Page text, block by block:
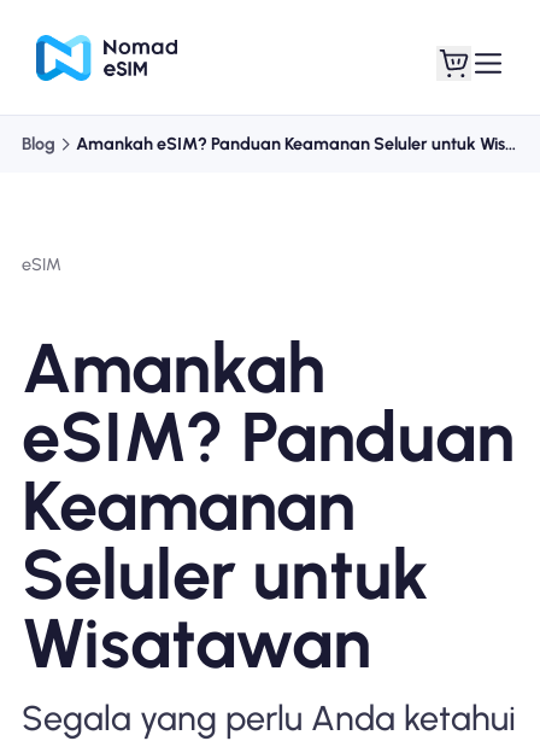
Paket Toko
Tentang eSIM
Mengapa Nomad eSIM
Menggunakan eSIM
Blog Amankah eSIM? Panduan Keamanan Seluler untuk Wisatawan
eSIM
Amankah
eSIM? Panduan
Keamanan
Seluler untuk
Wisatawan
Segala yang perlu Anda ketahui